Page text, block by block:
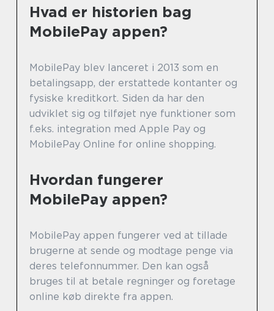
Hvad er historien bag
MobilePay appen?
MobilePay blev lanceret i 2013 som en
betalingsapp, der erstattede kontanter og
fysiske kreditkort. Siden da har den
udviklet sig og tilføjet nye funktioner som
f.eks. integration med Apple Pay og
MobilePay Online for online shopping.
Hvordan fungerer
MobilePay appen?
MobilePay appen fungerer ved at tillade
brugerne at sende og modtage penge via
deres telefonnummer. Den kan også
bruges til at betale regninger og foretage
online køb direkte fra appen.